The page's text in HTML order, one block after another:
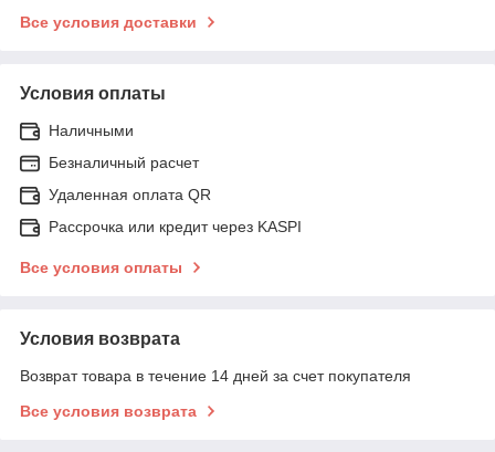
Все условия доставки
Условия оплаты
Наличными
Безналичный расчет
Удаленная оплата QR
Рассрочка или кредит через KASPI
Все условия оплаты
Условия возврата
Возврат товара в течение 14 дней за счет покупателя
Все условия возврата